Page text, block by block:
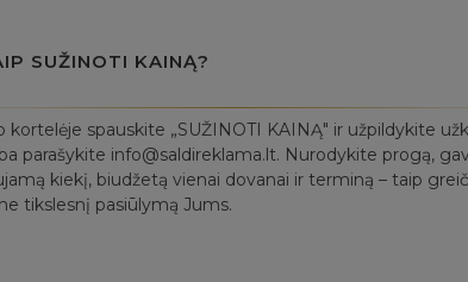
SUŽINOTI KAINĄ?
kortelėje spauskite „SUŽINOTI KAINĄ" ir užpildykite
parašykite info@saldireklama.lt. Nurodykite progą,
kiekį, biudžetą vienai dovanai ir terminą – taip
tikslesnį pasiūlymą Jums.